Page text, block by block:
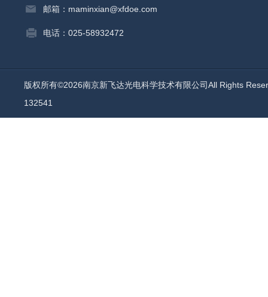
邮箱：maminxian@xfdoe.com
电话：025-58932472
版权所有©2026南京新飞达光电科学技术有限公司All Rights
132541